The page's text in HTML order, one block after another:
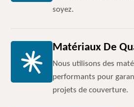
soyez.
Matériaux De
Nous utilisons des
performants pour
projets de couverture.